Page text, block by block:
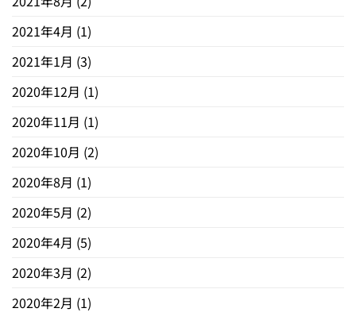
2021年4月 (1)
2021年1月 (3)
2020年12月 (1)
2020年11月 (1)
2020年10月 (2)
2020年8月 (1)
2020年5月 (2)
2020年4月 (5)
2020年3月 (2)
2020年2月 (1)